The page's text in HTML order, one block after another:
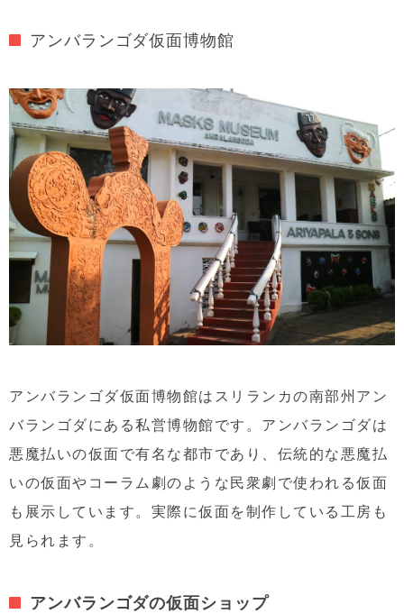
アンバランゴダ仮面博物館
アンバランゴダ仮面博物館はスリランカの南部州アン
バランゴダにある私営博物館です。アンバランゴダは
悪魔払いの仮面で有名な都市であり、伝統的な悪魔払
いの仮面やコーラム劇のような民衆劇で使われる仮面
も展示しています。実際に仮面を制作している工房も
見られます。
アンバランゴダの仮面ショップ